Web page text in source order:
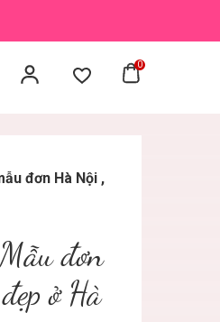
0
đơn Hà Nội ,
đơn
ở Hà